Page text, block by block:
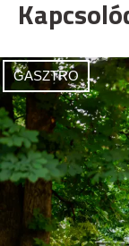
GASZTRO